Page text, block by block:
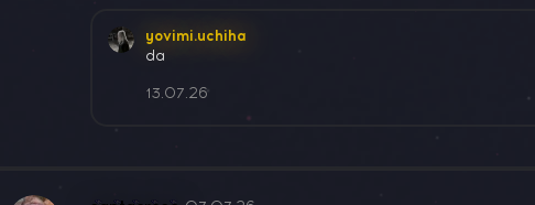
yovimi.uchiha
da
13.07.26